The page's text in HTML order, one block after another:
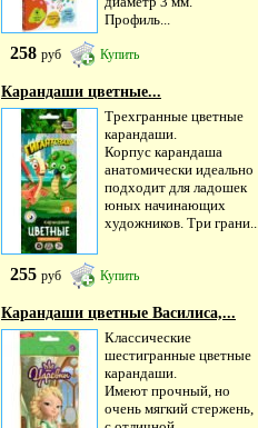
Профиль...
258 руб Купить
Карандаши цветные...
Трехгранные цветные
карандаши.
Корпус карандаша
анатомически идеально
подходит для ладошек
юных начинающих
художников. Три
255 руб Купить
Карандаши цветные Василиса,...
Классические
шестигранные цветные
карандаши.
Имеют прочный, но
очень мягкий стержень,